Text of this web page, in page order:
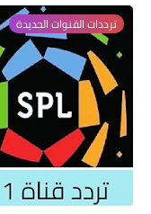
ترددات القنوات الجديدة